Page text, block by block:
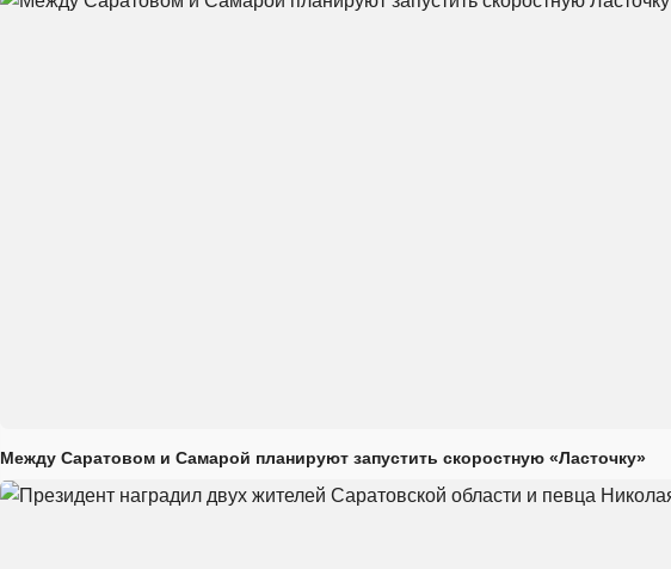
Между Саратовом и Самарой планируют запустить скоростную «Ласточку»